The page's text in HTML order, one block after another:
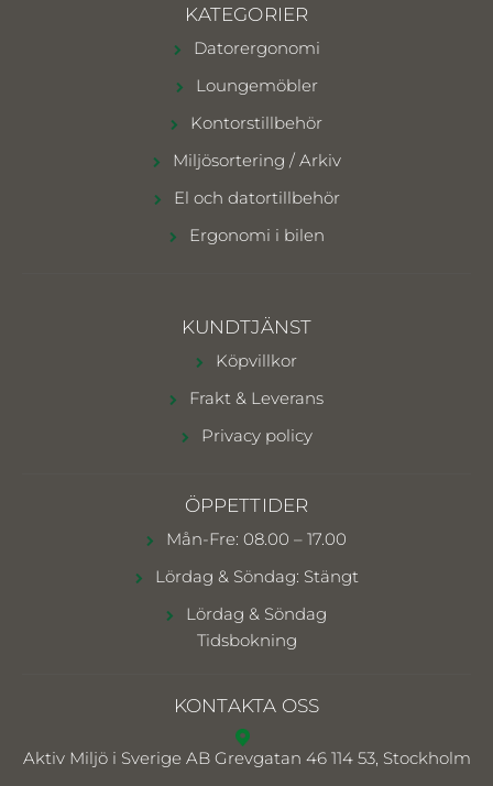
KATEGORIER
Datorergonomi
Loungemöbler
Kontorstillbehör
Miljösortering / Arkiv
El och datortillbehör
Ergonomi i bilen
KUNDTJÄNST
Köpvillkor
Frakt & Leverans
Privacy policy
ÖPPETTIDER
Mån-Fre: 08.00 – 17.00
Lördag & Söndag: Stängt
Lördag & Söndag
Tidsbokning
KONTAKTA OSS
Aktiv Miljö i Sverige AB Grevgatan 46 114 53, Stockholm